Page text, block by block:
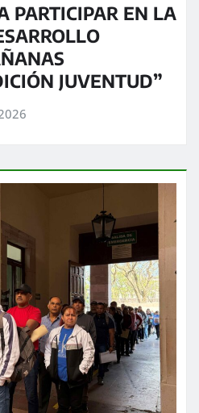
PARTICIPAR EN LA
JUVENTUD”